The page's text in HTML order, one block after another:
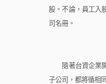
股。不論，員工入
司名冊。
隨著台資企業開
子公司，都將循相